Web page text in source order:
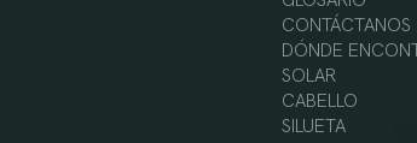
CONTÁCTANOS
DÓNDE
SOLAR
CABELLO
SILUETA